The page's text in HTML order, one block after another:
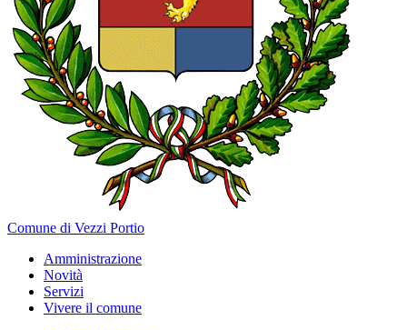
Comune di Vezzi Portio
Amministrazione
Novità
Servizi
Vivere il comune